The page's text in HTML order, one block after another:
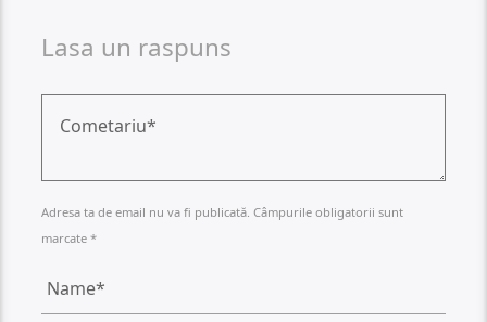
Lasa un raspuns
Adresa ta de email nu va fi publicată. Câmpurile obligatorii sunt
marcate *